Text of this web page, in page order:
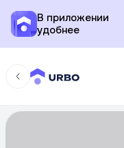
В приложении
удобнее